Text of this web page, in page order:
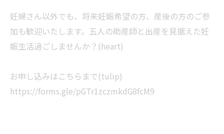
妊婦さん以外でも、将来妊娠希望の方、産後の方のご参
加も歓迎いたします。五人の助産師と出産を見据えた妊
娠生活過ごしませんか？(heart)
お申し込みはこちらまで(tulip)
https://forms.gle/pGTr1zczmkdG8fcM9